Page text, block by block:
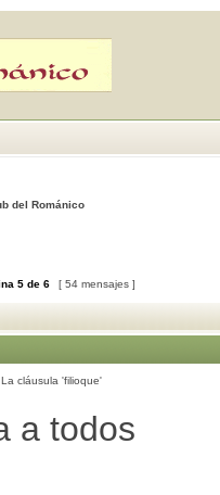
del Románico
5 de 6 [ 54 mensajes ]
cláusula 'filioque'
a todos